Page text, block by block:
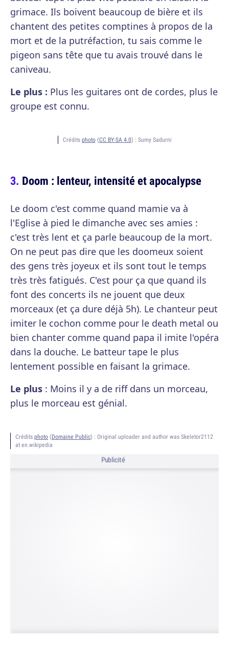
grimace. Ils boivent beaucoup de bière et ils
chantent des petites comptines à propos de la
mort et de la putréfaction, tu sais comme le
pigeon sans tête que tu avais trouvé dans le
caniveau.
Le plus : Plus les guitares ont de cordes, plus le
groupe est connu.
Crédits photo(CC BY-SA 4.0) : Sumy Sadurni
Doom : lenteur, intensité et apocalypse
Le doom c'est comme quand mamie va à
l'Eglise à pied le dimanche avec ses amies :
c'est très lent et ça parle beaucoup de la mort.
On ne peut pas dire que les doomeux soient
des gens très joyeux et ils sont tout le temps
très très fatigués. C'est pour ça que quand ils
font des concerts ils ne jouent que deux
morceaux (et ça dure déjà 5h). Le chanteur peut
imiter le cochon comme pour le death metal ou
bien chanter comme quand papa il imite l'opéra
dans la douche. Le batteur tape le plus
lentement possible en faisant la grimace.
Le plus : Moins il y a de riff dans un morceau,
plus le morceau est génial.
Crédits photo (Domaine Public) : Original uploader and author was Skeletor2112
at en.wikipedia
Publicité